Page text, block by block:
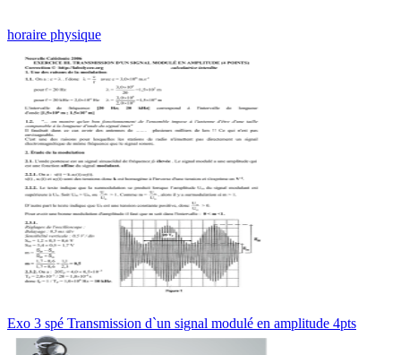
horaire physique
Exo 3 spé Transmission d`un signal modulé en amplitude 4pts